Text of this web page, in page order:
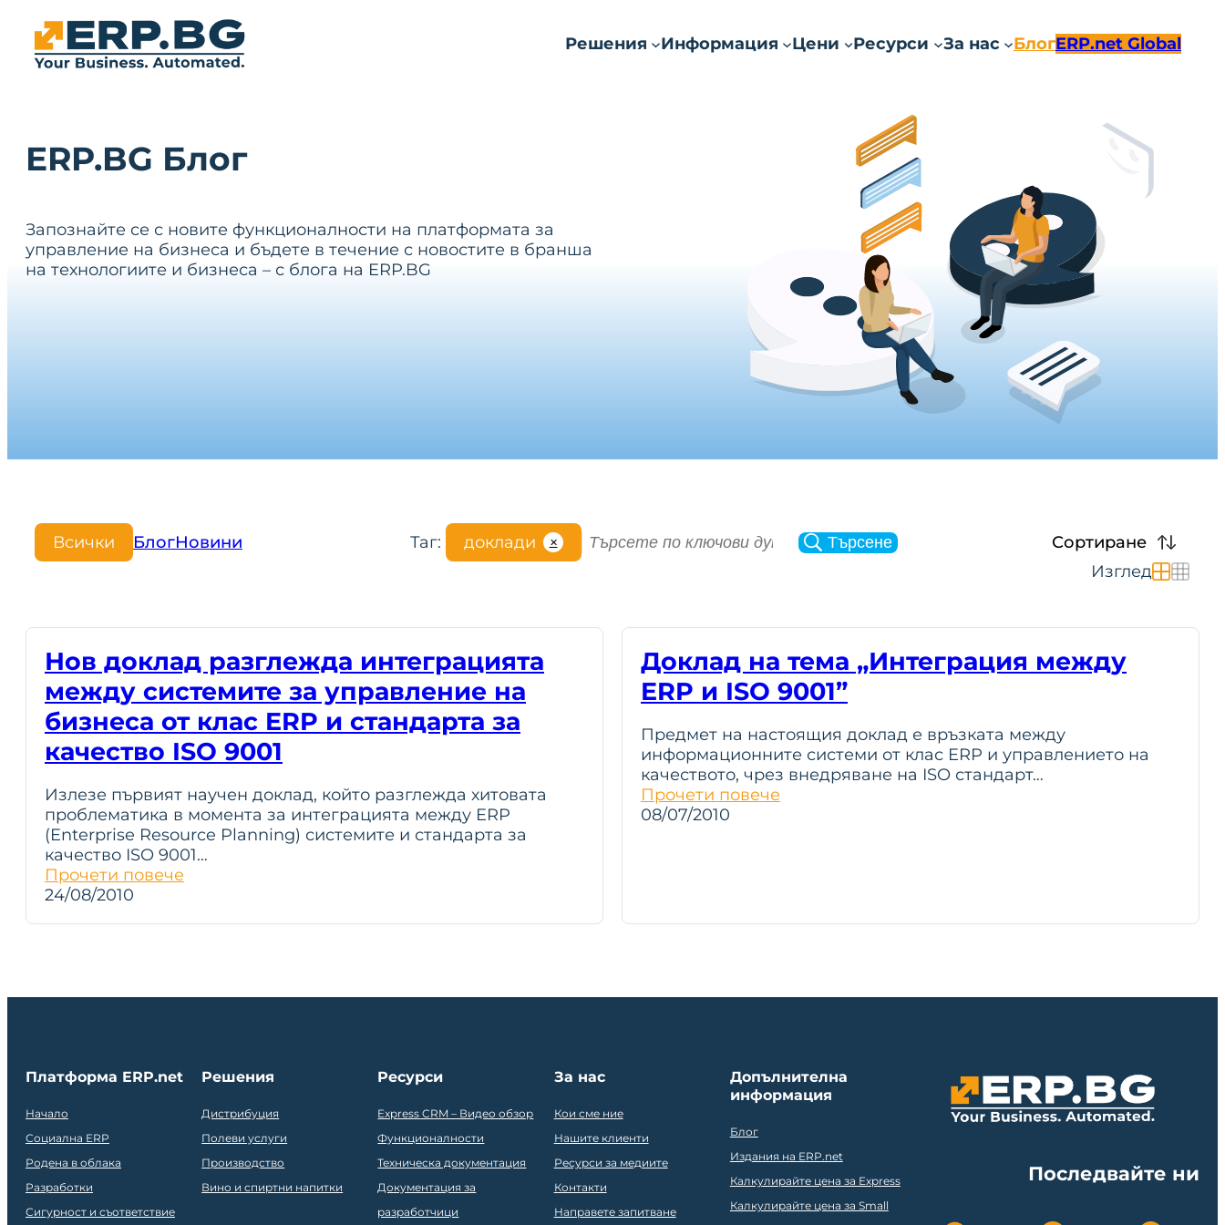
Решения Информация Цени Ресурси За нас БлогERP.net Global
ERP.BG Блог
Запознайте се с новите функционалности на платформата за
управление на бизнеса и бъдете в течение с новостите в бранша
на технологиите и бизнеса – с блога на ERP.BG
Всички БлогНовини Таг: доклади ✕
S
e
Търсене
Сортиране
Изглед
Нов доклад разглежда интеграцията
между системите за управление на
бизнеса от клас ERP и стандарта за
качество ISO 9001
Излезе първият научен доклад, който разглежда хитовата
проблематика в момента за интеграцията между ERP
(Enterprise Resource Planning) системите и стандарта за
качество ISO 9001…
Прочети повече
24/08/2010
Доклад на тема „Интеграция между
ERP и ISO 9001”
Предмет на настоящия доклад е връзката между
информационните системи от клас ERP и управлението на
качеството, чрез внедряване на ISO стандарт…
Прочети повече
08/07/2010
Платформа ERP.net
Начало
Социална ERP
Родена в облака
Разработки
Сигурност и съответствие
Решения
Дистрибуция
Полеви услуги
Производство
Вино и спиртни напитки
Ресурси
Express CRM – Видео обзор
Функционалности
Техническа документация
Документация за
разработчици
За нас
Кои сме ние
Нашите клиенти
Ресурси за медиите
Контакти
Направете запитване
Допълнителна
информация
Блог
Издания на ERP.net
Калкулирайте цена за Express
Калкулирайте цена за Small
Последвайте ни